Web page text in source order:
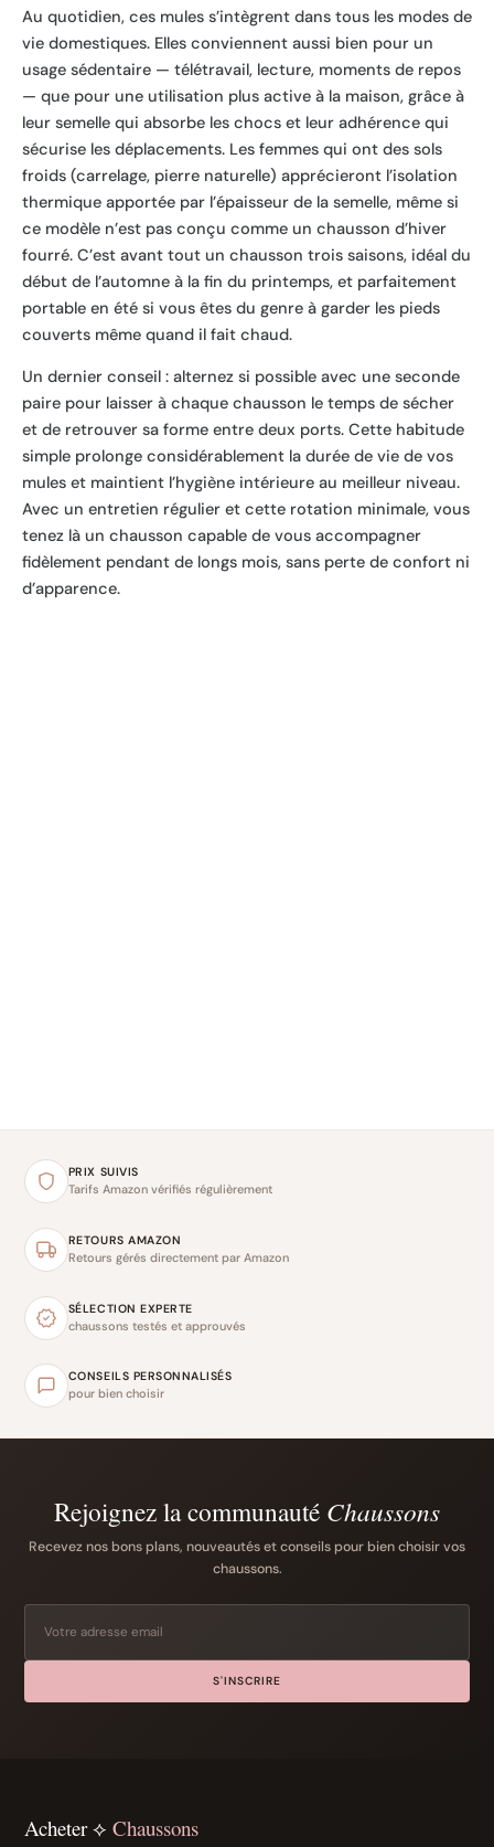
Au quotidien, ces mules s’intègrent dans tous les modes de
vie domestiques. Elles conviennent aussi bien pour un
usage sédentaire — télétravail, lecture, moments de repos
— que pour une utilisation plus active à la maison, grâce à
leur semelle qui absorbe les chocs et leur adhérence qui
sécurise les déplacements. Les femmes qui ont des sols
froids (carrelage, pierre naturelle) apprécieront l’isolation
thermique apportée par l’épaisseur de la semelle, même si
ce modèle n’est pas conçu comme un chausson d’hiver
fourré. C’est avant tout un chausson trois saisons, idéal du
début de l’automne à la fin du printemps, et parfaitement
portable en été si vous êtes du genre à garder les pieds
couverts même quand il fait chaud.
Un dernier conseil : alternez si possible avec une seconde
paire pour laisser à chaque chausson le temps de sécher
et de retrouver sa forme entre deux ports. Cette habitude
simple prolonge considérablement la durée de vie de vos
mules et maintient l’hygiène intérieure au meilleur niveau.
Avec un entretien régulier et cette rotation minimale, vous
tenez là un chausson capable de vous accompagner
fidèlement pendant de longs mois, sans perte de confort ni
d’apparence.
PRIX SUIVIS
Tarifs Amazon vérifiés régulièrement
RETOURS AMAZON
Retours gérés directement par Amazon
SÉLECTION EXPERTE
chaussons testés et approuvés
CONSEILS PERSONNALISÉS
pour bien choisir
Rejoignez la communauté Chaussons
Recevez nos bons plans, nouveautés et conseils pour bien choisir vos
chaussons.
S'INSCRIRE
Acheter ⟡ Chaussons